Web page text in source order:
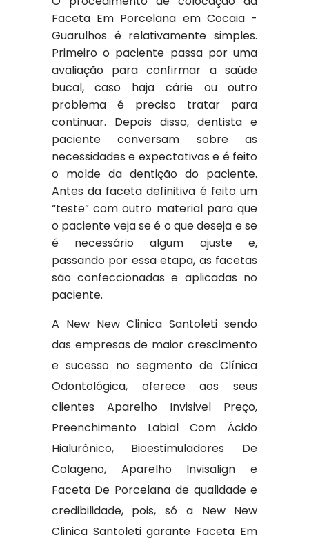
Faceta Em Porcelana em Cocaia -
Guarulhos é relativamente simples.
Primeiro o paciente passa por uma
avaliação para confirmar a saúde
bucal, caso haja cárie ou outro
problema é preciso tratar para
continuar. Depois disso, dentista e
paciente conversam sobre as
necessidades e expectativas e é feito
o molde da dentição do paciente.
Antes da faceta definitiva é feito um
“teste” com outro material para que
o paciente veja se é o que deseja e se
é necessário algum ajuste e,
passando por essa etapa, as facetas
são confeccionadas e aplicadas no
paciente.
A New New Clinica Santoleti sendo
das empresas de maior crescimento
e sucesso no segmento de Clínica
Odontológica, oferece aos seus
clientes Aparelho Invisivel Preço,
Preenchimento Labial Com Ácido
Hialurônico, Bioestimuladores De
Colageno, Aparelho Invisalign e
Faceta De Porcelana de qualidade e
credibilidade, pois, só a New New
Clinica Santoleti garante Faceta Em